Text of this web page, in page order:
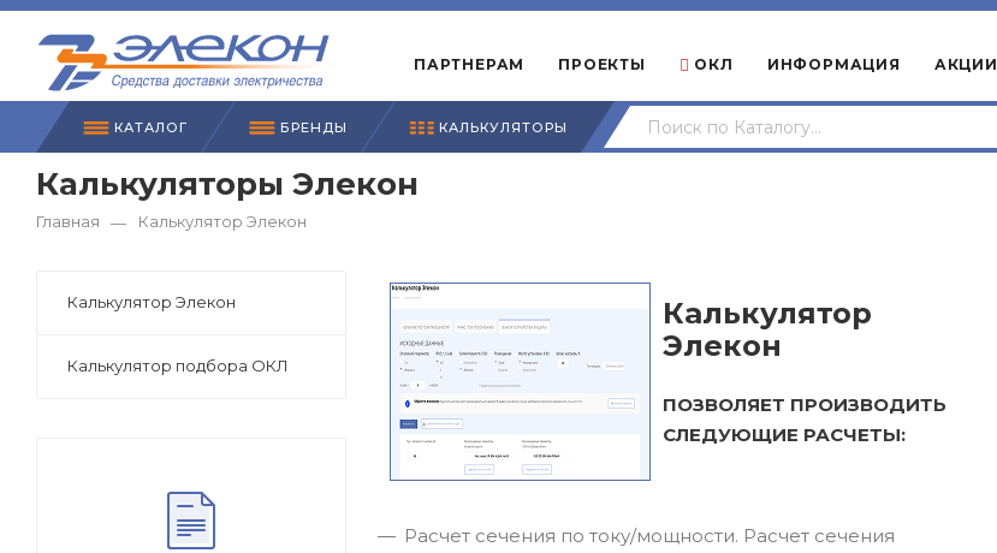
ПАРТНЕРАМ ПРОЕКТЫ ОКЛ ИНФОРМАЦИЯ АКЦИИ
КАТАЛОГ БРЕНДЫ КАЛЬКУЛЯТОРЫ
Калькуляторы Элекон
Главная — Калькулятор Элекон
Калькулятор
Элекон
ПОЗВОЛЯЕТ ПРОИЗВОДИТЬ
СЛЕДУЮЩИЕ РАСЧЕТЫ:
Расчет сечения по току/мощности. Расчет сечения
Калькулятор Элекон
Калькулятор подбора ОКЛ